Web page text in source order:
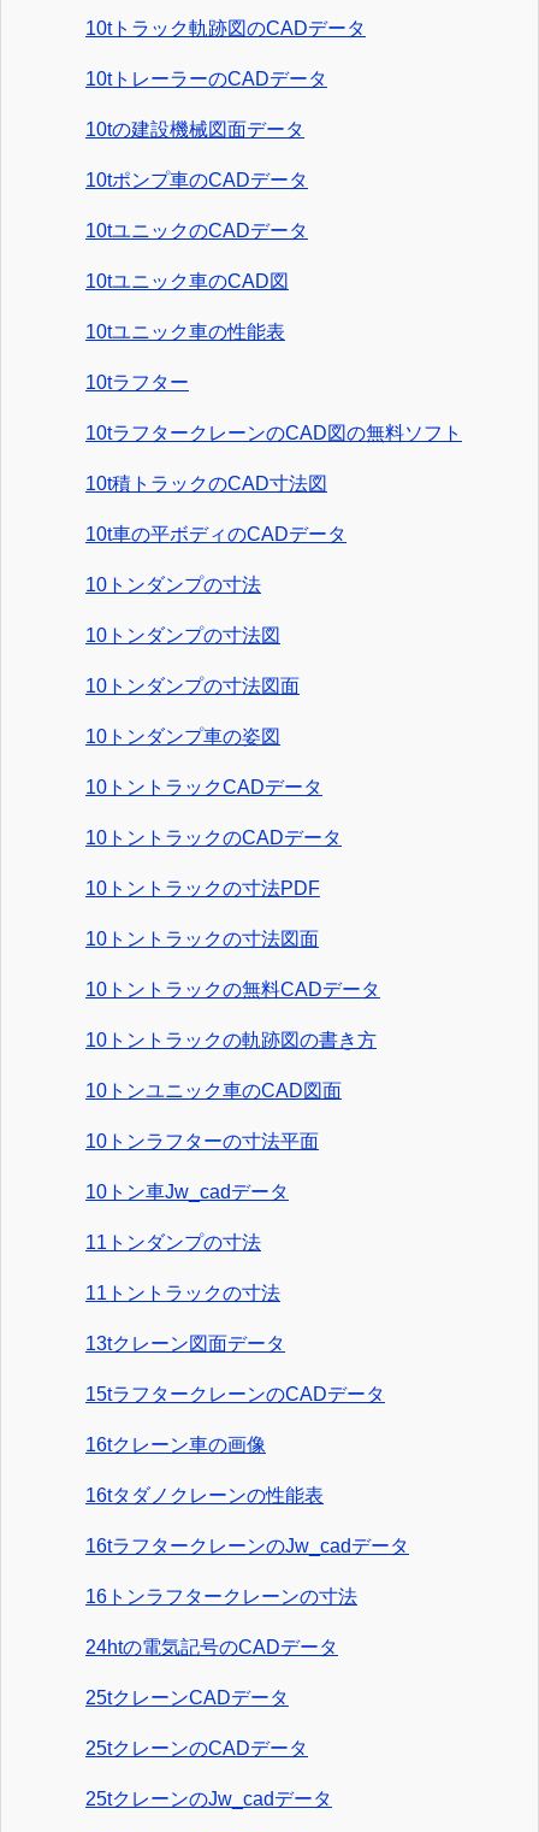
10tトラック軌跡図のCADデータ
10tトレーラーのCADデータ
10tの建設機械図面データ
10tポンプ車のCADデータ
10tユニックのCADデータ
10tユニック車のCAD図
10tユニック車の性能表
10tラフター
10tラフタークレーンのCAD図の無料ソフト
10t積トラックのCAD寸法図
10t車の平ボディのCADデータ
10トンダンプの寸法
10トンダンプの寸法図
10トンダンプの寸法図面
10トンダンプ車の姿図
10トントラックCADデータ
10トントラックのCADデータ
10トントラックの寸法PDF
10トントラックの寸法図面
10トントラックの無料CADデータ
10トントラックの軌跡図の書き方
10トンユニック車のCAD図面
10トンラフターの寸法平面
10トン車Jw_cadデータ
11トンダンプの寸法
11トントラックの寸法
13tクレーン図面データ
15tラフタークレーンのCADデータ
16tクレーン車の画像
16tタダノクレーンの性能表
16tラフタークレーンのJw_cadデータ
16トンラフタークレーンの寸法
24htの電気記号のCADデータ
25tクレーンCADデータ
25tクレーンのCADデータ
25tクレーンのJw_cadデータ